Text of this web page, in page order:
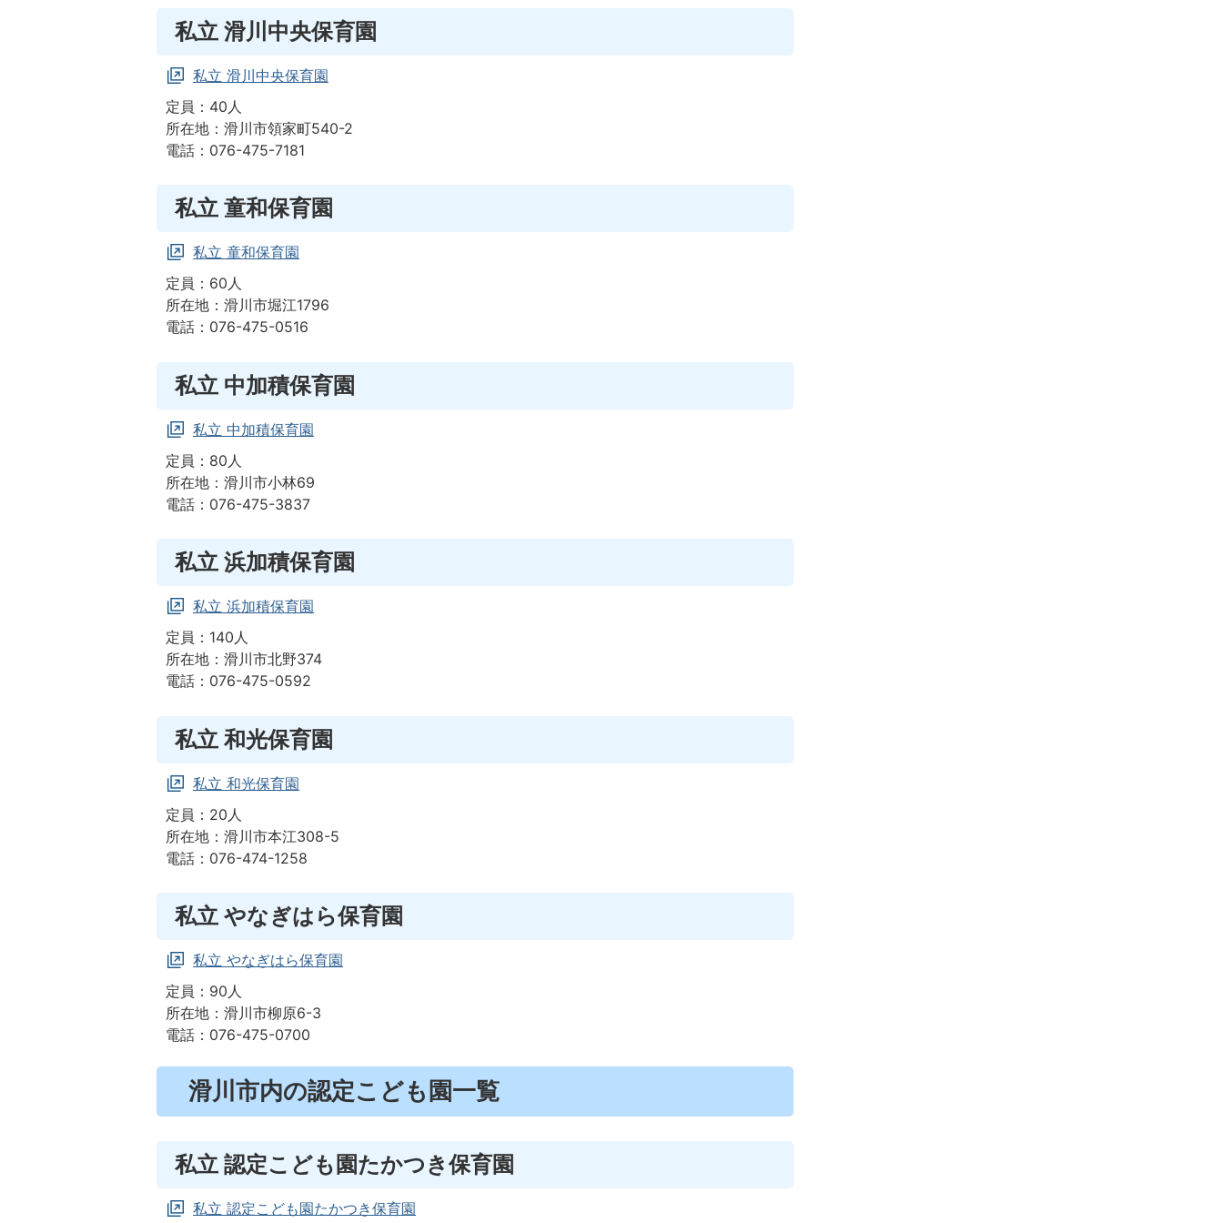
私立 滑川中央保育園
私立 滑川中央保育園
定員：40人
所在地：滑川市領家町540-2
電話：076-475-7181
私立 童和保育園
私立 童和保育園
定員：60人
所在地：滑川市堀江1796
電話：076-475-0516
私立 中加積保育園
私立 中加積保育園
定員：80人
所在地：滑川市小林69
電話：076-475-3837
私立 浜加積保育園
私立 浜加積保育園
定員：140人
所在地：滑川市北野374
電話：076-475-0592
私立 和光保育園
私立 和光保育園
定員：20人
所在地：滑川市本江308-5
電話：076-474-1258
私立 やなぎはら保育園
私立 やなぎはら保育園
定員：90人
所在地：滑川市柳原6-3
電話：076-475-0700
滑川市内の認定こども園一覧
私立 認定こども園たかつき保育園
私立 認定こども園たかつき保育園